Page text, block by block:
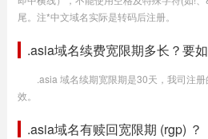
尾。注*中文域名实际是转码后注册。
.asia域名续费宽限期多长？要
.asia 域名续期宽限期是30天，我司注
效。
.asia域名有赎回宽限期 (rgp) ？